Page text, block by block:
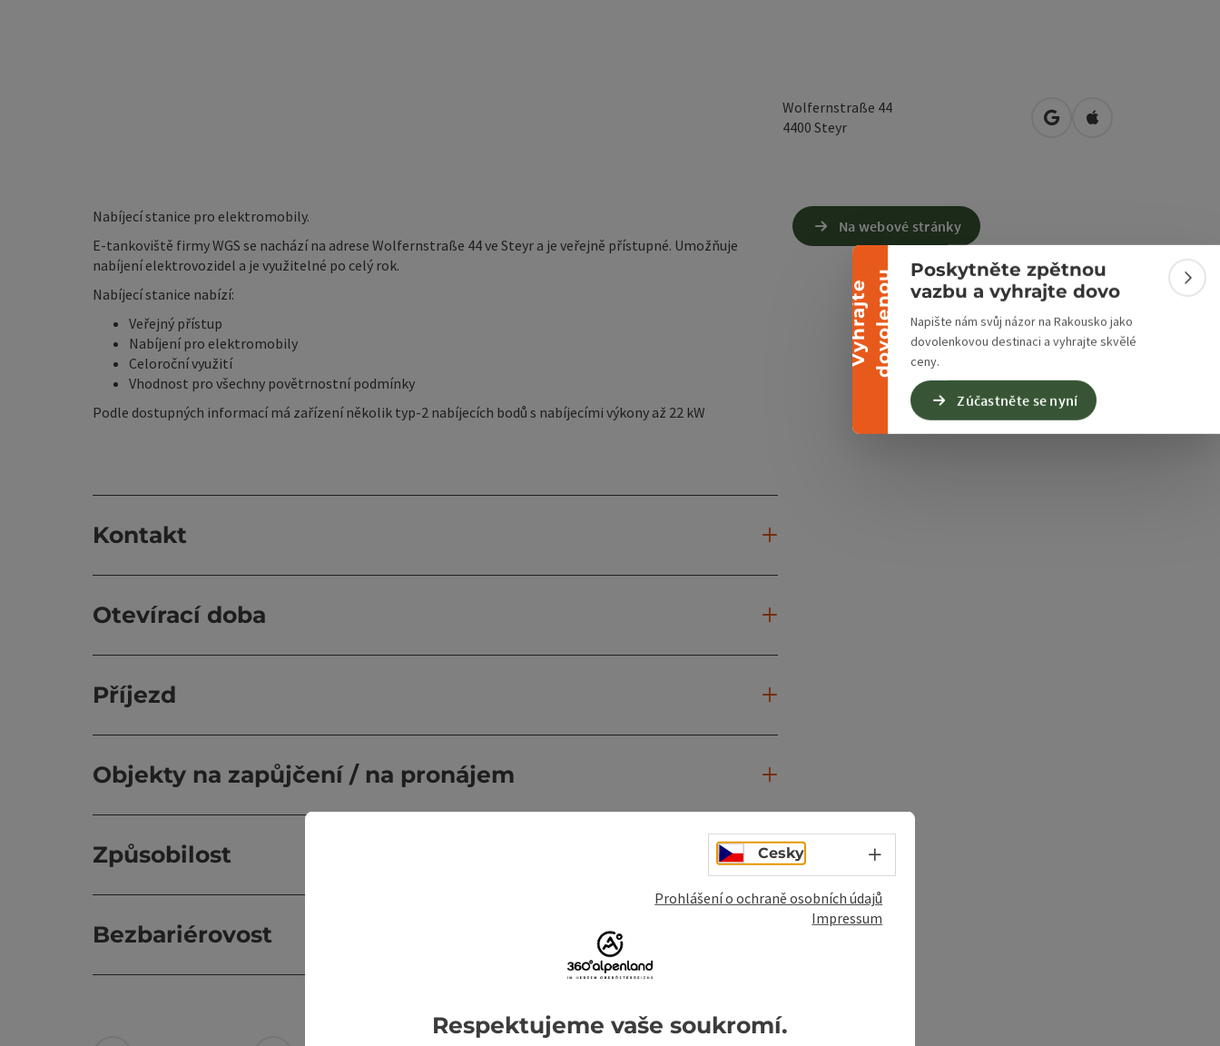
V
y
h
r
a
j
t
e
d
o
v
o
l
e
n
ou
Sbalit banner
Poskytněte zpětnou
vazbu a vyhrajte dovo
Napište nám svůj názor na Rakousko jako
dovolenkovou destinaci a vyhrajte skvělé
ceny.
Zúčastněte se nyní
Wolfernstraße 44
4400 Steyr Otevřít v Mapách Google
Otevřít v Mapách
Nabíjecí stanice pro elektromobily.
E-tankoviště firmy WGS se nachází na adrese Wolfernstraße 44 ve Steyr a je veřejně přístupné. Umožňuje
nabíjení elektrovozidel a je využitelné po celý rok.
Nabíjecí stanice nabízí:
Veřejný přístup
Nabíjení pro elektromobily
Celoroční využití
Vhodnost pro všechny povětrnostní podmínky
Podle dostupných informací má zařízení několik typ-2 nabíjecích bodů s nabíjecími výkony až 22 kW
Kontakt
Otevírací doba
Příjezd
Objekty na zapůjčení / na pronájem
Způsobilost
Bezbariérovost
Na webové stránky
Cesky Volba jazyka - Otevřít menu
Prohlášení o ochraně osobních údajů
Impressum
Respektujeme vaše soukromí.